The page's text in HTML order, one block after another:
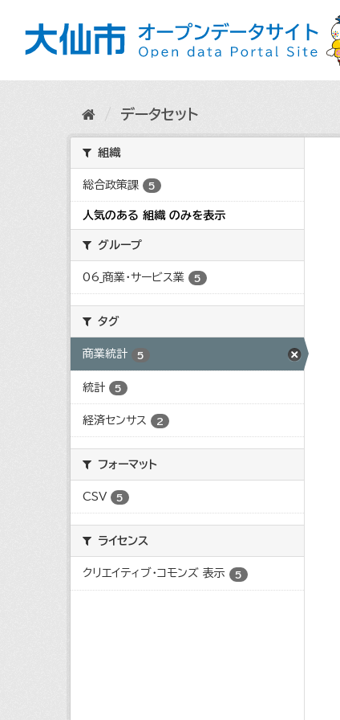
データセット
組織
総合政策課 5
人気のある 組織 のみを表示
グループ
06_商業・サービス業 5
タグ
商業統計 5
統計 5
経済センサス 2
フォーマット
CSV 5
ライセンス
クリエイティブ・コモンズ 表示 5